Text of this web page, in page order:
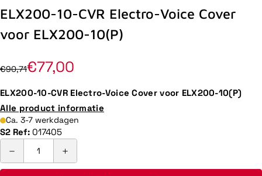
ELX200-10-CVR Electro-Voice Cover
voor ELX200-10(P)
€90,71€77,00
ELX200-10-CVR Electro-Voice Cover voor ELX200-10(P)
Alle product informatie
Ca. 3-7 werkdagen
S2 Ref: 017405